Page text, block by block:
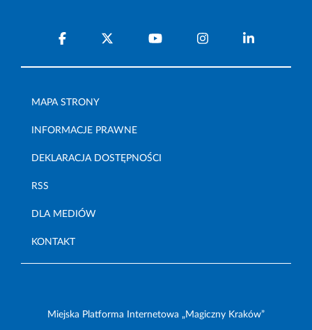
MAPA STRONY
INFORMACJE PRAWNE
DEKLARACJA DOSTĘPNOŚCI
RSS
DLA MEDIÓW
KONTAKT
Miejska Platforma Internetowa „Magiczny Kraków”